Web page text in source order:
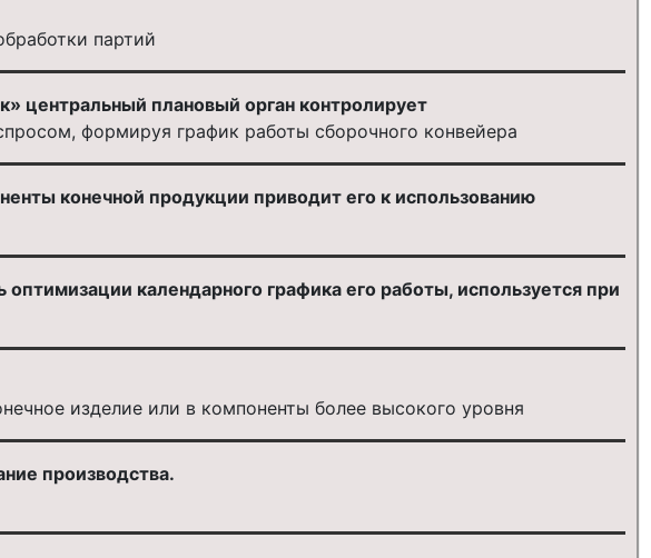
партий
центральный плановый орган контролирует
формируя график работы сборочного конвейера
конечной продукции приводит его к использованию
календарного графика его работы, используется при
изделие или в компоненты более высокого уровня
производства.